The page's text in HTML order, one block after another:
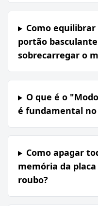
Como
portão
sobrecarregar o
O que é o
é fundamental no
Como apagar
memória da
roubo?